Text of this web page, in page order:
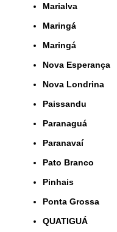
Marialva
Maringá
Maringá
Nova Esperança
Nova Londrina
Paissandu
Paranaguá
Paranavaí
Pato Branco
Pinhais
Ponta Grossa
QUATIGUÁ